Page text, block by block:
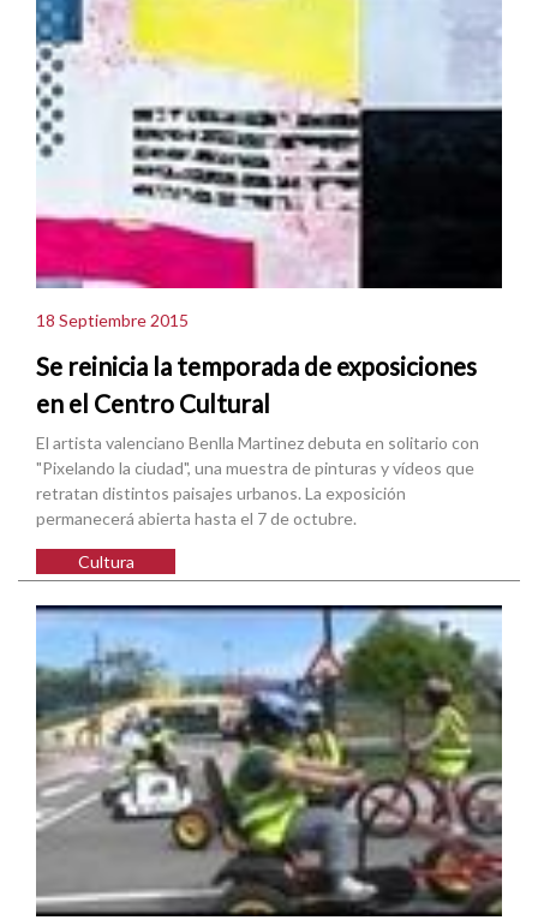
18 Septiembre 2015
Se reinicia la temporada de exposiciones
en el Centro Cultural
El artista valenciano Benlla Martinez debuta en solitario con
"Pixelando la ciudad", una muestra de pinturas y vídeos que
retratan distintos paisajes urbanos. La exposición
permanecerá abierta hasta el 7 de octubre.
Cultura